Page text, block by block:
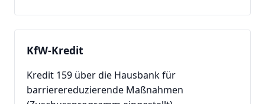
KfW-Kredit
Kredit 159 über die Hausbank für
barrierereduzierende Maßnahmen